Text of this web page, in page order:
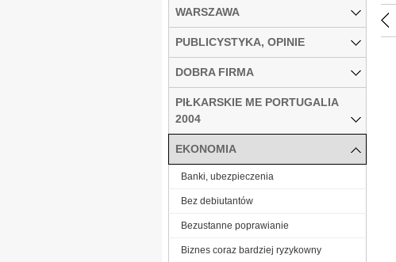
WARSZAWA
PUBLICYSTYKA, OPINIE
DOBRA FIRMA
PIŁKARSKIE ME PORTUGALIA
2004
EKONOMIA
Banki, ubezpieczenia
Bez debiutantów
Bezustanne poprawianie
Biznes coraz bardziej ryzykowny